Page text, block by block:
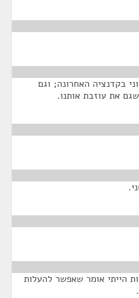
בקדנציה האחרונה; וגם
את עוזבת אותנו.
הייתי אומר שאפשר להעלות